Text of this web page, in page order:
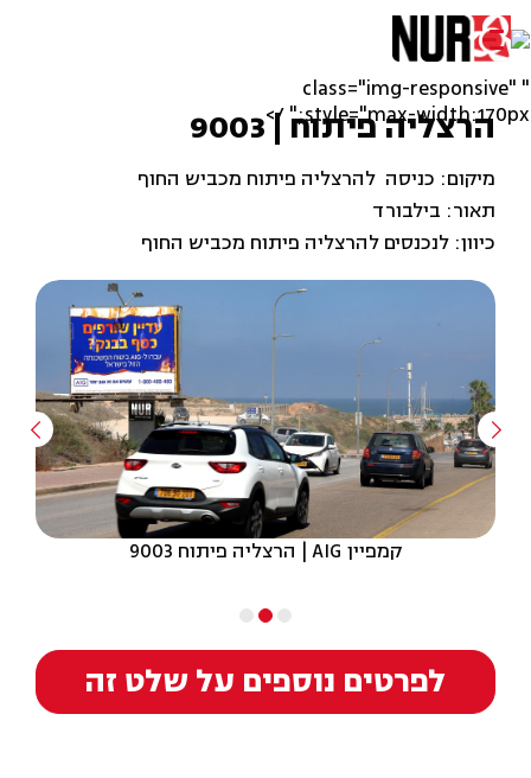
" class="img-responsive"
style="max-width:170px;" />
הרצליה פיתוח | 9003
מיקום: כניסה להרצליה פיתוח מכביש החוף
תאור: בילבורד
כיוון: לנכנסים להרצליה פיתוח מכביש החוף
קמפיין AIG | הרצליה פיתוח 9003
לפרטים נוספים על שלט זה